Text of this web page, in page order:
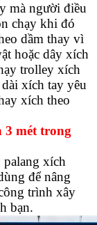
mà người điều
chạy khi đó
dầm thay vì
hoặc dây xích
trolley xích
xích tay yêu
xích theo
3 mét trong
palang xích
để nâng
trình xây
bạn.